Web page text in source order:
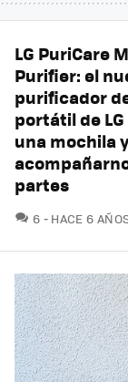
LG PuriCare
Purifier: el
purificador
portátil de
una mochila
partes
6 COMENTARIOS
HACE 6